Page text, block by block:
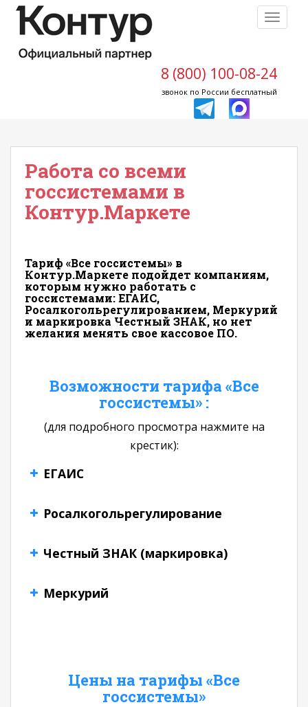
8 (800) 100-08-24
звонок по России бесплатный
Работа со всеми
госсистемами в
Контур.Маркете
Тариф «Все госсистемы» в
Контур.Маркете подойдет компаниям,
которым нужно работать с
госсистемами: ЕГАИС,
Росалкогольрегулированием, Меркурий
и маркировка Честный ЗНАК, но нет
желания менять свое кассовое ПО.
Возможности тарифа «Все
госсистемы» :
(для подробного просмотра нажмите на
крестик):
ЕГАИС
Росалкогольрегулирование
Честный ЗНАК (маркировка)
Меркурий
Цены на тарифы «Все
госсистемы»